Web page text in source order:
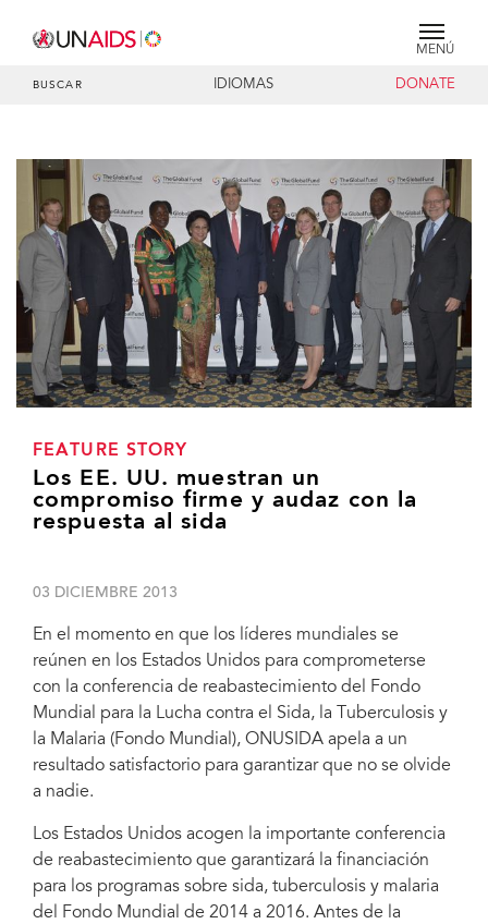
MENÚ
BUSCAR IDIOMAS DONATE
FEATURE STORY
Los EE. UU. muestran un
compromiso firme y audaz con la
respuesta al sida
03 DICIEMBRE 2013
En el momento en que los líderes mundiales se
reúnen en los Estados Unidos para comprometerse
con la conferencia de reabastecimiento del Fondo
Mundial para la Lucha contra el Sida, la Tuberculosis y
la Malaria (Fondo Mundial), ONUSIDA apela a un
resultado satisfactorio para garantizar que no se olvide
a nadie.
Los Estados Unidos acogen la importante conferencia
de reabastecimiento que garantizará la financiación
para los programas sobre sida, tuberculosis y malaria
del Fondo Mundial de 2014 a 2016. Antes de la